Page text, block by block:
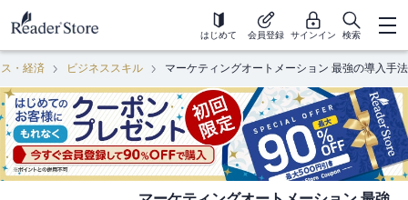
はじめて 会員登録 サインイン 検索
・経済 ビジネススキル マーケティングオートメーション 最強の導入手法